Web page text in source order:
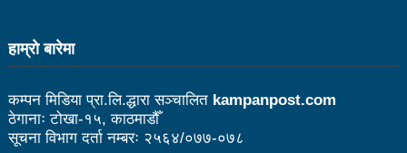
संविधानको रक्षा र कार्यान्वयनमा जनताको खबरदारी आवश्यकः
प्रचण्ड
माओवादीमा जनपरिचालनका कार्यक्रमको तयारीः तीन
हाम्राे बारेमा
कम्पन मिडिया प्रा.लि.द्धारा सञ्चालित kampanpost.com
ठेगानाः टोखा-१५, काठमाडौँ
सूचना विभाग दर्ता नम्बरः २५६४/०७७-०७८